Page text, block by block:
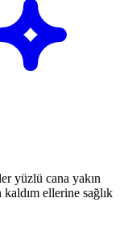
yüzlü cana yakın
ellerine sağlık